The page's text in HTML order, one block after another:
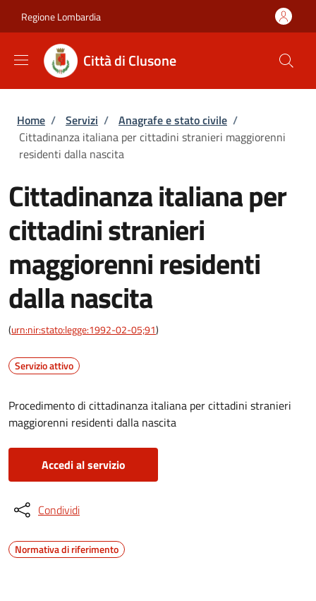
Regione Lombardia
Città di Clusone
Briciole di pane
Home / Servizi / Anagrafe e stato civile /
Cittadinanza italiana per cittadini stranieri maggiorenni
residenti dalla nascita
Cittadinanza italiana per
cittadini stranieri
maggiorenni residenti
dalla nascita
(urn:nir:stato:legge:1992-02-05;91)
Servizio attivo
Procedimento di cittadinanza italiana per cittadini stranieri
maggiorenni residenti dalla nascita
Accedi al servizio
Condividi
Normativa di riferimento